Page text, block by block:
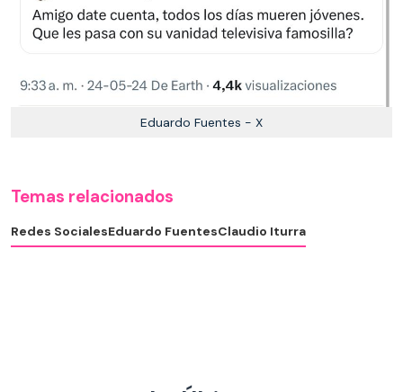
Eduardo Fuentes - X
Temas relacionados
Redes SocialesEduardo FuentesClaudio Iturra